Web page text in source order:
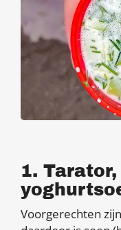
1.
Voorgerechten